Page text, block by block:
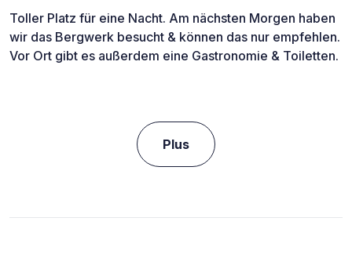
Toller Platz für eine Nacht. Am nächsten Morgen haben
wir das Bergwerk besucht & können das nur empfehlen.
Vor Ort gibt es außerdem eine Gastronomie & Toiletten.
Plus